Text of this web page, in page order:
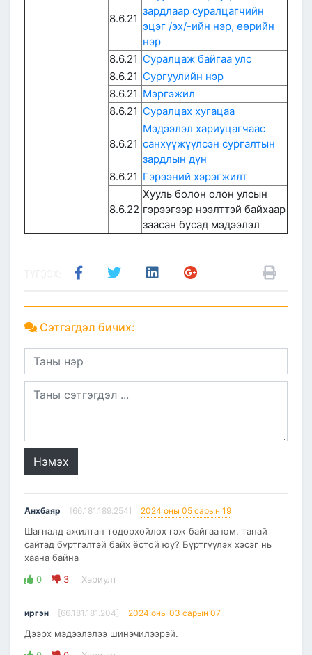
8.6.21
зардлаар суралцагчийн
эцэг /эх/-ийн нэр, өөрийн
нэр
8.6.21 Суралцаж байгаа улс
8.6.21 Сургуулийн нэр
8.6.21 Мэргэжил
8.6.21 Суралцах хугацаа
8.6.21
Мэдээлэл хариуцагчаас
санхүүжүүлсэн сургалтын
зардлын дүн
8.6.21 Гэрээний хэрэгжилт
8.6.22
Хууль болон олон улсын
гэрээгээр нээлттэй байхаар
заасан бусад мэдээлэл
Сэтгэгдэл бичих:
Нэмэх
Анхбаяр [66.181.189.254] 2024 оны 05 сарын 19
Шагналд ажилтан тодорхойлох гэж байгаа юм. танай
сайтад бүртгэлтэй байх ёстой юу? Бүртгүүлэх хэсэг нь
хаана байна
0
3 Хариулт
иргэн [66.181.181.204] 2024 оны 03 сарын 07
Дээрх мэдээлэлээ шинэчилээрэй.